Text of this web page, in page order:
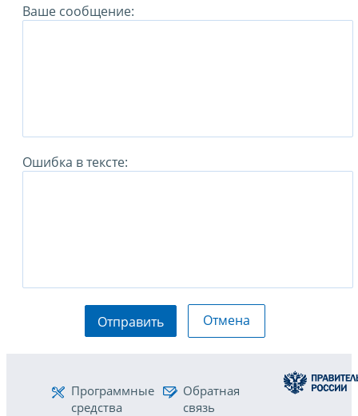
Ваше сообщение:
Ошибка в тексте:
Отправить Отмена
Программные
средства
Обратная
связь